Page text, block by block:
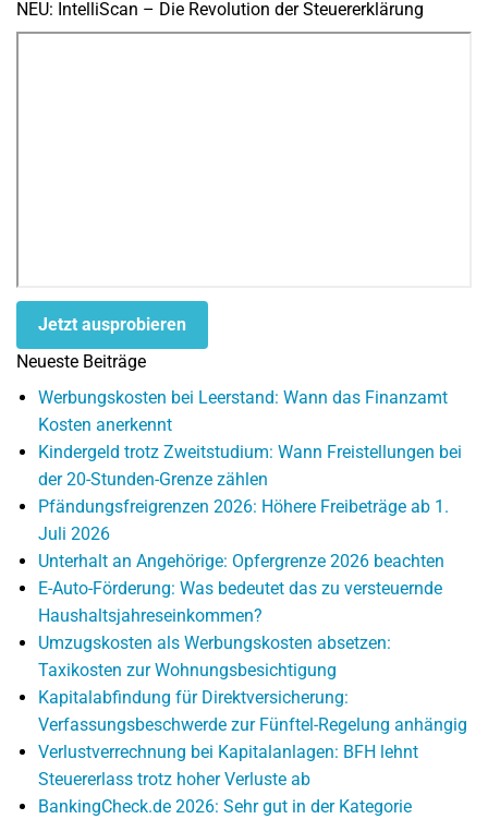
NEU: IntelliScan – Die Revolution der Steuererklärung
Jetzt ausprobieren
Neueste Beiträge
Werbungskosten bei Leerstand: Wann das Finanzamt
Kosten anerkennt
Kindergeld trotz Zweitstudium: Wann Freistellungen bei
der 20-Stunden-Grenze zählen
Pfändungsfreigrenzen 2026: Höhere Freibeträge ab 1.
Juli 2026
Unterhalt an Angehörige: Opfergrenze 2026 beachten
E-Auto-Förderung: Was bedeutet das zu versteuernde
Haushaltsjahreseinkommen?
Umzugskosten als Werbungskosten absetzen:
Taxikosten zur Wohnungsbesichtigung
Kapitalabfindung für Direktversicherung:
Verfassungsbeschwerde zur Fünftel-Regelung anhängig
Verlustverrechnung bei Kapitalanlagen: BFH lehnt
Steuererlass trotz hoher Verluste ab
BankingCheck.de 2026: Sehr gut in der Kategorie